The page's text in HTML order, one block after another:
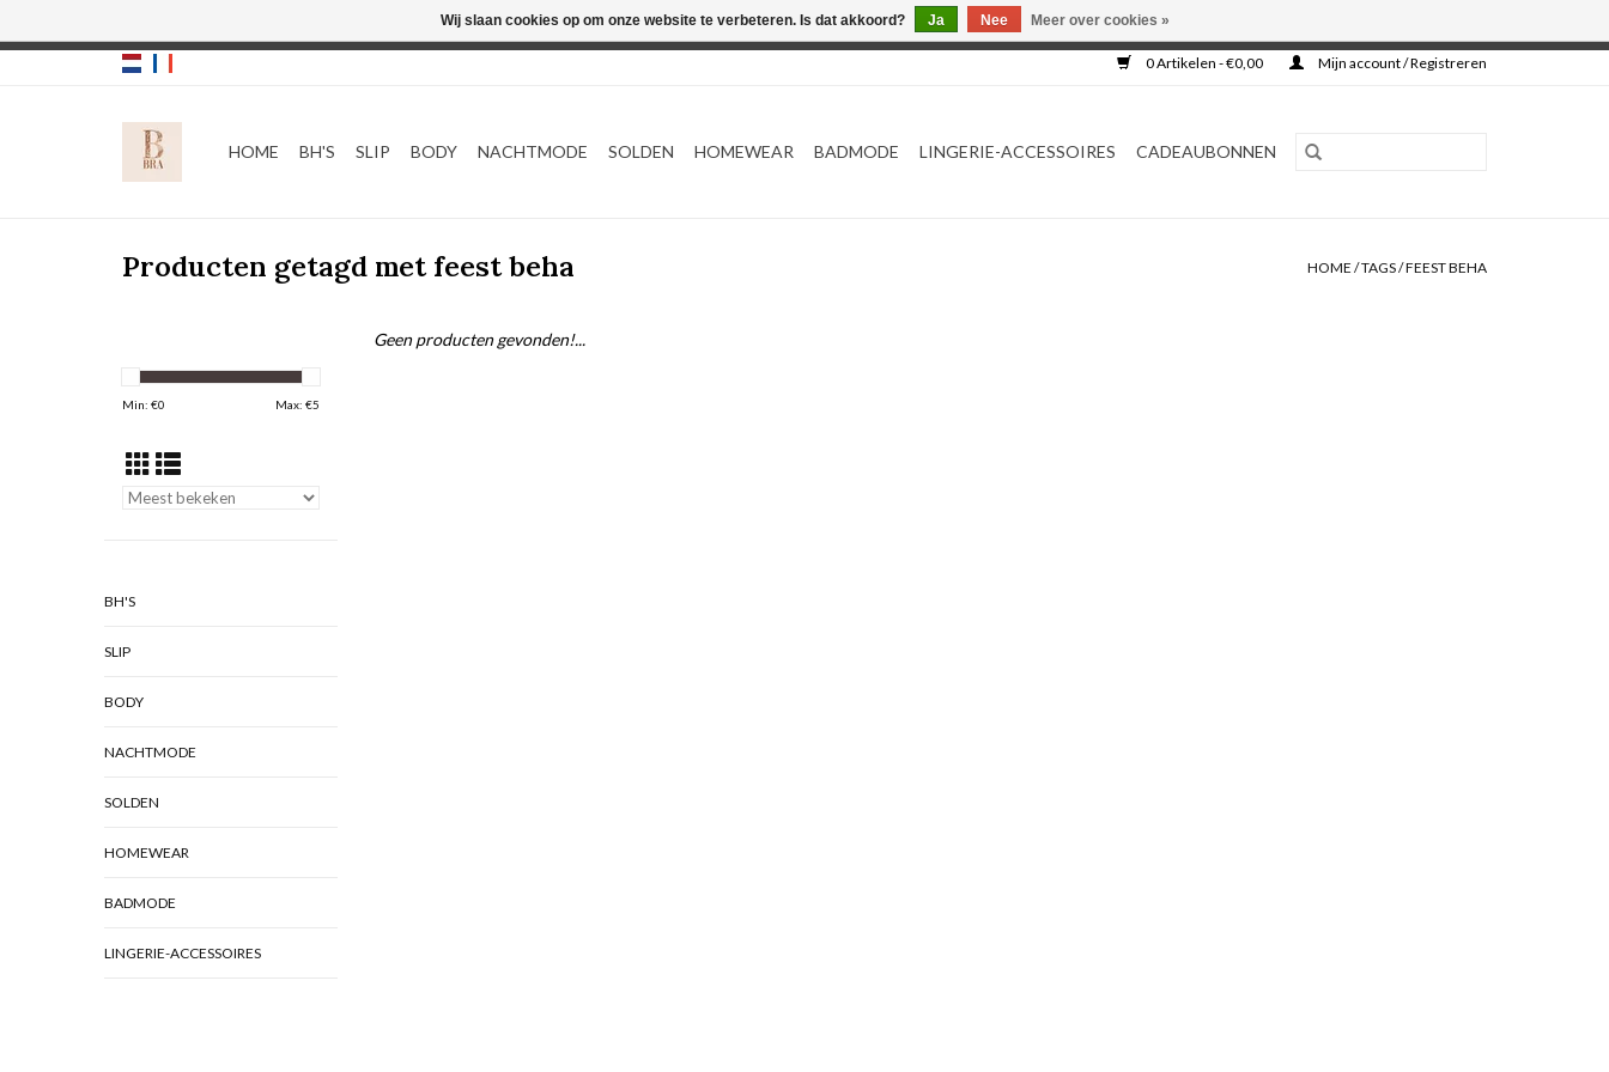
0 Artikelen - €0,00 Mijn account / Registreren
HOME BH'S SLIP BODY NACHTMODE SOLDEN HOMEWEAR BADMODE LINGERIE-ACCESSOIRES CADEAUBONNEN
Producten getagd met feest beha HOME /TAGS/FEEST BEHA
Min: €0 Max: €5
BH'S
SLIP
BODY
NACHTMODE
SOLDEN
HOMEWEAR
BADMODE
LINGERIE-ACCESSOIRES
Geen producten gevonden!...
Wij slaan cookies op om onze website te verbeteren. Is dat akkoord? Ja Nee Meer over cookies »
Webshop werkt met EU maten. .